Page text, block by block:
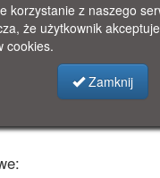
z- data nieznana
Wyświetlono: 185
korzystanie z naszego
że użytkownik
cookies.
Zamknij